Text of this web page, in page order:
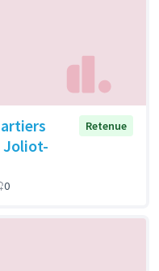
Joliot-
Retenue
0